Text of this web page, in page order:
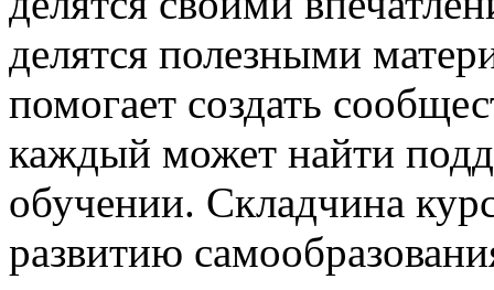
делятся полезными
помогает создать
каждый может найти
обучении. Складчина
развитию